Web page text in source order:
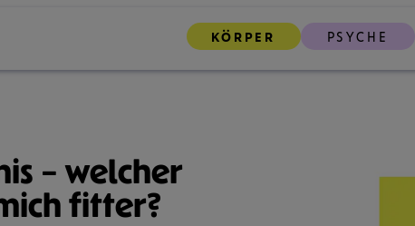
KÖRPER PSYCHE
– welcher
fitter?